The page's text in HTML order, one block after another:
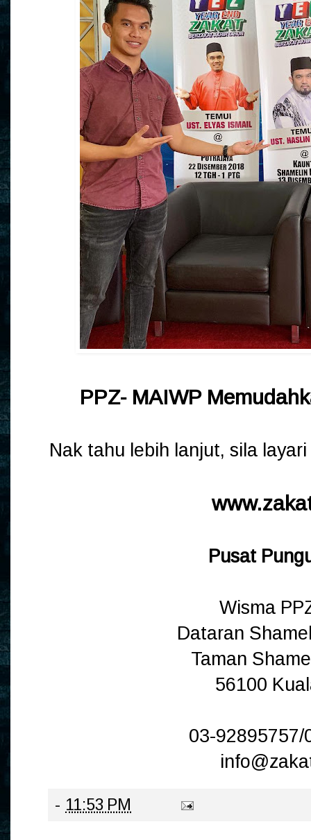
PPZ- MAIWP
Nak tahu lebih lanjut, sila layari
Pusat
Wisma
Dataran
Taman
56100
03-92895757/
- 11:53 PM